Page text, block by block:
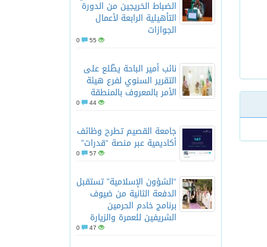
الضباط الخريجين من الدورة
التأهيلية الرابعة لأعمال
الجوازات
55
نائب أمير الباحة يطّلع على
التقرير السنوي لفرع هيئة
الأمر بالمعروف بالمنطقة
44
جامعة القصيم تطرح وظائف
أكاديمية عبر منصة “قدرات”
57
“الشؤون الإسلامية” تستقبل
الدفعة الثانية من ضيوف
برنامج خادم الحرمين
الشريفين للعمرة والزيارة
47